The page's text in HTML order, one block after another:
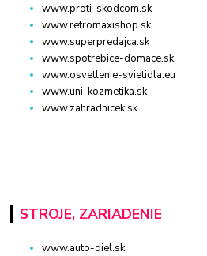
www.proti-skodcom.sk
www.retromaxishop.sk
www.superpredajca.sk
www.spotrebice-domace.sk
www.osvetlenie-svietidla.eu
www.uni-kozmetika.sk
www.zahradnicek.sk
STROJE, ZARIADENIE
www.auto-diel.sk